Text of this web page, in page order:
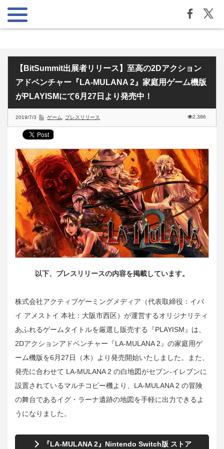
【BitSummit出展者リリース】至高の2Dアクション
アドベンチャー『LA-MULANA 2』家庭用ゲーム機版
がPLAYISMにて6月27日より発売中！
2019/7/3 ゲーム プレスリリース 2,386
以下、プレスリリースの内容を掲載しています。
株式会社アクティブゲーミングメディア（代表取締役：イバ
イ アメストイ 本社：大阪市西区）が運営するオリジナリティ
あふれるゲームタイトルを厳選し販売する『PLAYISM』は、
2Dアクションアドベンチャー『LA-MULANA 2』の家庭用ゲ
ーム機版を6月27日（木）より発売開始いたしました。また、
発売に合わせて LA-MULANA 2 の白地図がセブン‐イレブンに
設置されているマルチコピー機より、LA-MULANA 2 の冒険
の舞台であるイグ・ラーナ遺跡の地図を手軽に出力できるよ
うになりました。
『LA-MULANA 2』Nintendo Switch版 ストア